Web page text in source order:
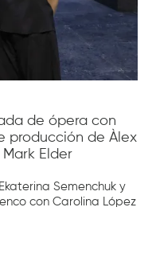
de ópera con
producción de Àlex
Elder
Semenchuk y
con Carolina López